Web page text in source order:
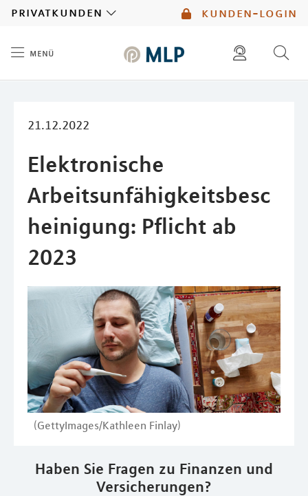
kunden-login
privatkunden
menü
21.12.2022
Elektronische
Arbeitsunfähigkeitsbesc
heinigung: Pflicht ab
2023
(GettyImages/Kathleen Finlay)
Haben Sie Fragen zu Finanzen und
Versicherungen?